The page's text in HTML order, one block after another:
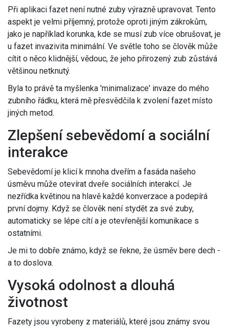
Při aplikaci fazet není nutné zuby výrazně upravovat. Tento
aspekt je velmi příjemný, protože oproti jiným zákrokům,
jako je například korunka, kde se musí zub více obrušovat, je
u fazet invazivita minimální. Ve světle toho se člověk může
cítit o něco klidnější, vědouc, že jeho přirozený zub zůstává
většinou netknutý.
Byla to právě ta myšlenka 'minimalizace' invaze do mého
zubního řádku, která mě přesvědčila k zvolení fazet místo
jiných metod.
Zlepšení sebevědomí a sociální
interakce
Sebevědomí je klicí k mnoha dveřím a fasáda našeho
úsměvu může otevírat dveře sociálních interakcí. Je
nezřídka květinou na hlavě každé konverzace a podepírá
první dojmy. Když se člověk není stydět za své zuby,
automaticky se lépe cítí a je otevřenější komunikace s
ostatními.
Je mi to dobře známo, když se řekne, že úsměv bere dech -
a to doslova.
Vysoká odolnost a dlouhá
životnost
Fazety jsou vyrobeny z materiálů, které jsou známy svou